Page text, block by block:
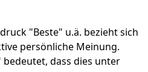
und höchste
2 Jahre Garantie und
Support, für Ihre volle
Leistung und
"Beste" u.ä. bezieht sich
persönliche Meinung.
dass dies unter